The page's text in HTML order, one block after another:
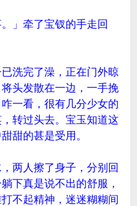
」牵了宝钗的手走回
洗完了澡，正在门外晾
头发散在一边，一手挽
一看，很有几分少女的
转过头去。宝玉知道这
甜的甚是受用。
两人擦了身子，分别回
下真是说不出的舒服，
不起精神，迷迷糊糊间